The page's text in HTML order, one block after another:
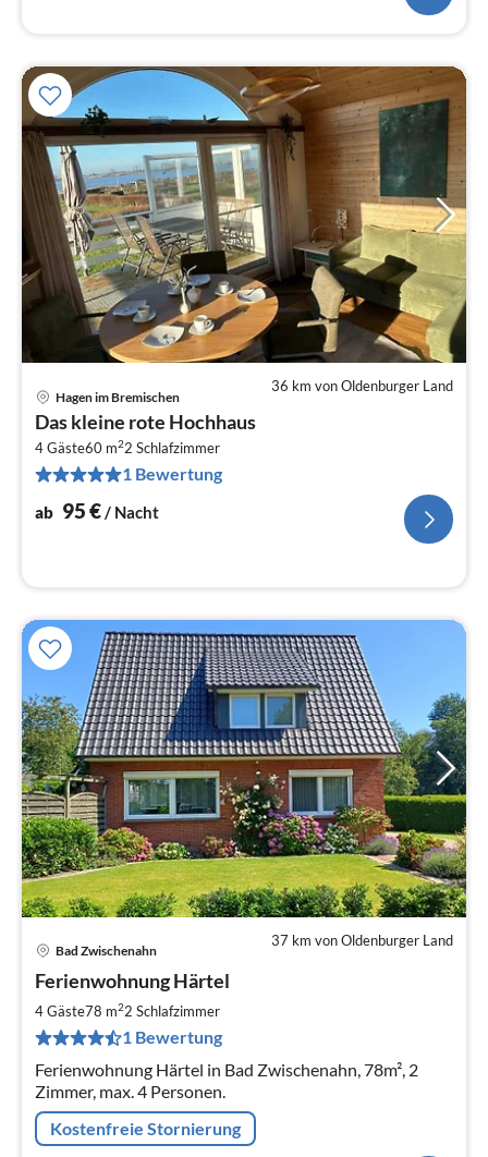
36 km von Oldenburger Land
Hagen im Bremischen
Das kleine rote Hochhaus
4 Gäste60 m22 Schlafzimmer
1 Bewertung
ab 95€/ Nacht
37 km von Oldenburger Land
Bad Zwischenahn
Ferienwohnung Härtel
4 Gäste78 m22 Schlafzimmer
1 Bewertung
Ferienwohnung Härtel in Bad Zwischenahn, 78m², 2
Zimmer, max. 4 Personen.
Kostenfreie Stornierung